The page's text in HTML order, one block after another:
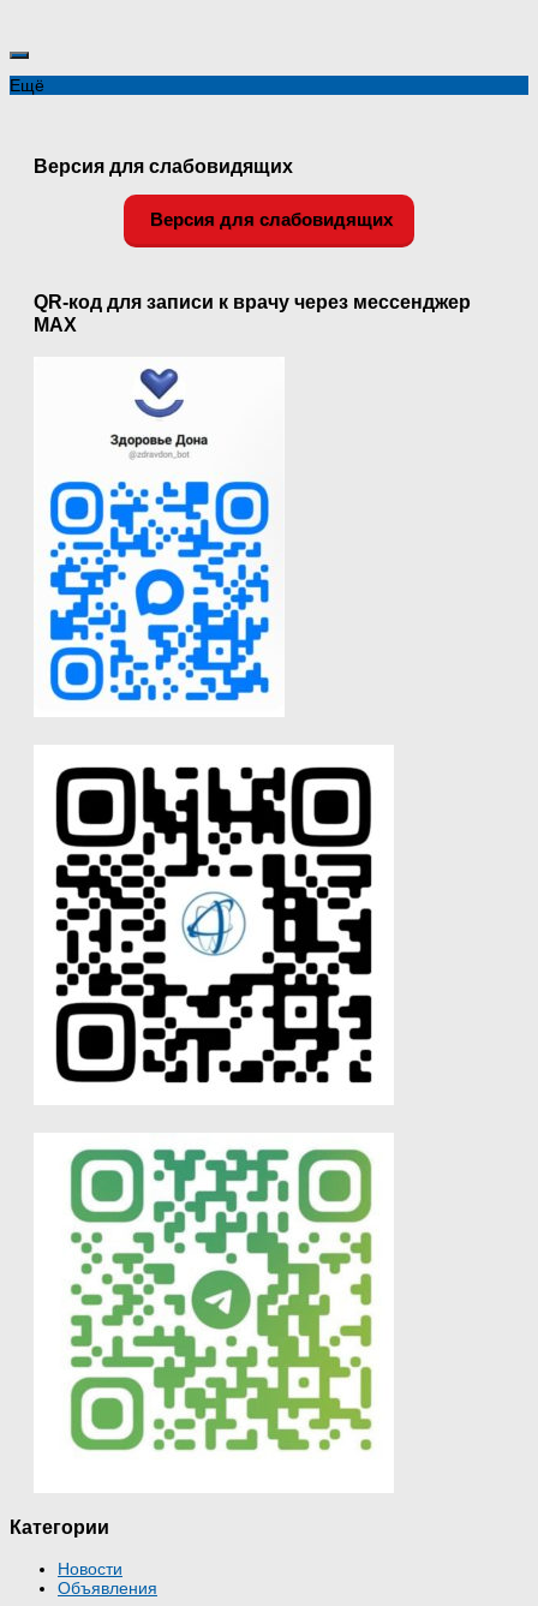
Ещё
Версия для слабовидящих
Версия для слабовидящих
QR-код для записи к врачу через мессенджер
MAX
Категории
Новости
Объявления